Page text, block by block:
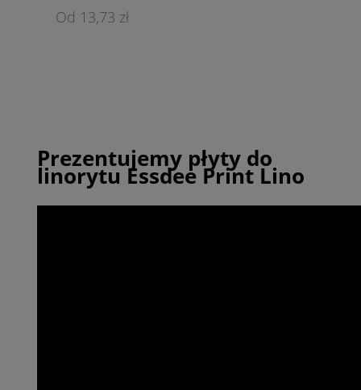
13,73 zł
Prezentujemy płyty do
linorytu Essdee Print Lino